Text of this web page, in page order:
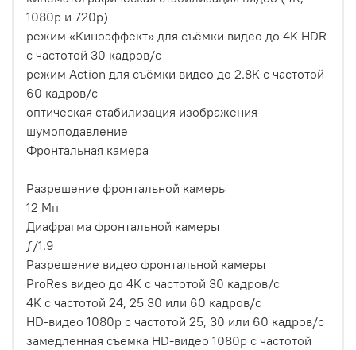
1080p и 720p)
режим «Киноэффект» для съёмки видео до 4K HDR
с частотой 30 кадров/с
режим Action для съёмки видео до 2.8К с частотой
60 кадров/с
оптическая стабилизация изображения
шумоподавление
Фронтальная камера
Разрешение фронтальной камеры
12 Мп
Диафрагма фронтальной камеры
ƒ/1.9
Разрешение видео фронтальной камеры
ProRes видео до 4K с частотой 30 кадров/с
4K с частотой 24, 25 30 или 60 кадров/с
HD-видео 1080p с частотой 25, 30 или 60 кадров/с
замедленная съемка HD-видео 1080p с частотой